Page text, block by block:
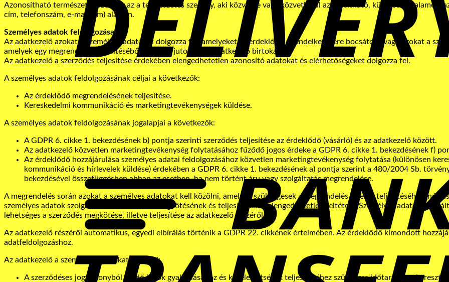
Azonosítható természetes személy az a természetes személy, aki közvetve vagy közvetlenül azonosítható, különösen valamely
cím, telefonszám, e-mail cím) alapján.
Személyes adatok feldolgozása
Az adatkezelő azokat a személyes adatokat dolgozza fel, amelyeket az érdeklődő a rendelkezésére bocsátott, vagy azokat a
amelyek egy megrendelés teljesítéséből eredően jutottak az adatkezelő birtokába.
Az adatkezelő a szerződés teljesítése érdekében elengedhetetlen azonosító adatokat és elérhetőségeket dolgozza fel.
A személyes adatok feldolgozásának céljai a következők:
Az érdeklődő megrendelésének teljesítése.
Kereskedelmi kommunikáció és marketingtevékenységek küldése.
A személyes adatok feldolgozásának jogalapjai a következők:
A GDPR 6. cikke 1. bekezdésének b) pontja szerinti szerződés teljesítése az érdeklődő (vásárló) és az adatkezelő között.
Az adatkezelő közvetlen marketingtevékenység folytatásához fűződő jogos érdeke a GDPR 6. cikke 1. bekezdésének f)
Az érdeklődő hozzájárulása személyes adatai feldolgozásához közvetlen marketingtevékenység folytatása (különösen
kommunikáció és hírlevelek küldése) érdekében a GDPR 6. cikke 1. bekezdésének a) pontja szerint a 480/2004 Sb.
bekezdésével összefüggésben abban az esetben, ha nem történt áru vagy szolgáltatás megrendelése.
A megrendelés során azokat a személyes adatokat kell közölni, amelyek szükségesek a megrendelés sikeres teljesítéséhez (név
személyes adatok szolgáltatása a szerződés megkötésének és teljesítésének elengedhetetlen feltétele. Személyes adatok
lehetséges a szerződés megkötése, illetve teljesítése az adatkezelő részéről.
Az adatkezelő részéről automatikus, egyedi elbírálás történik a GDPR 22. cikkének értelmében. Az érdeklődő kimondott
adatfeldolgozáshoz.
Az adatkezelő a személyes adatokat megőrzi:
A szerződéses jogviszonyból eredő jogok gyakorlásához és kötelezettségek teljesítéséhez szükséges időtartamon keresztül.